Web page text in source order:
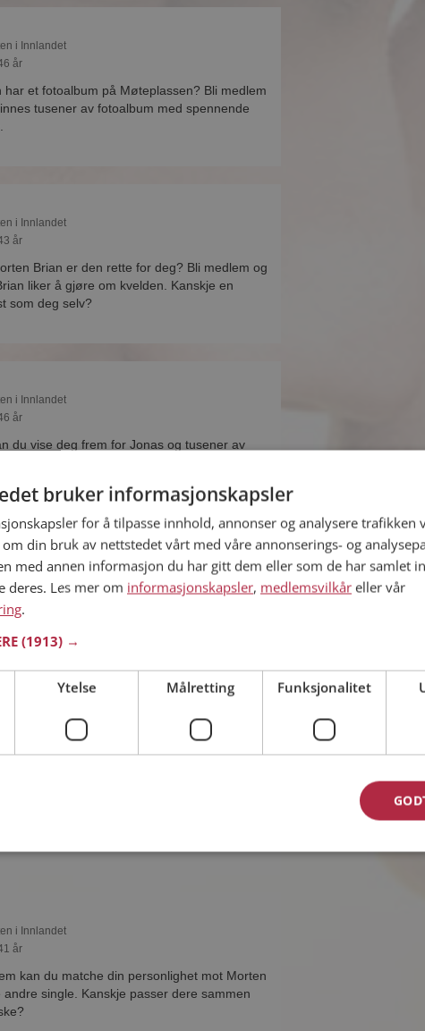
i Innlandet
år
har et fotoalbum på Møteplassen? Bli medlem
tusener av fotoalbum med spennende
i Innlandet
år
Brian er den rette for deg? Bli medlem og
liker å gjøre om kvelden. Kanskje en
som deg selv?
i Innlandet
år
du vise deg frem for Jonas og tusener av
år
Det gjør kanskje Anders også. Bli medlem nå
og mengder av andre spennende fakta.
i Innlandet
du være medlem på Møteplassen, og se om
i Innlandet
år
kan du matche din personlighet mot Morten
single. Kanskje passer dere sammen
bruker informasjonskapsler
for å tilpasse innhold, annonser og analysere trafikken
din bruk av nettstedet vårt med våre annonserings- og
med annen informasjon du har gitt dem eller som de har samlet
deres. Les mer om informasjonskapsler, medlemsvilkår eller vår
.
(1913) →
Ytelse Målretting Funksjonalitet